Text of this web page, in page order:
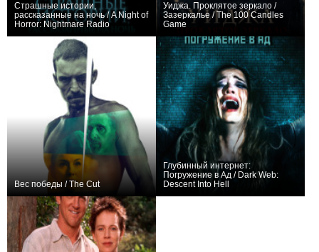
Страшные истории,
рассказанные на ночь / A Night of
Horror: Nightmare Radio
Уиджа. Проклятое зеркало /
Зазеркалье / The 100 Candles
Game
Вес победы / The Cut
Глубинный интернет:
Погружение в Ад / Dark Web:
Descent Into Hell